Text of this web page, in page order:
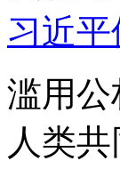
习近
滥用
人类